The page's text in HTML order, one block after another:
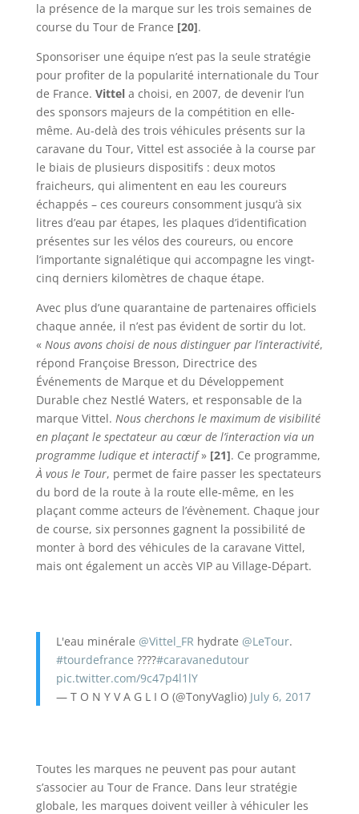
la présence de la marque sur les trois semaines de
course du Tour de France [20].
Sponsoriser une équipe n’est pas la seule stratégie
pour profiter de la popularité internationale du Tour
de France. Vittela choisi, en 2007, de devenir l’un
des sponsors majeurs de la compétition en elle-
même. Au-delà des trois véhicules présents sur la
caravane du Tour, Vittel est associée à la course par
le biais de plusieurs dispositifs : deux motos
fraicheurs, qui alimentent en eau les coureurs
échappés – ces coureurs consomment jusqu’à six
litres d’eau par étapes, les plaques d’identification
présentes sur les vélos des coureurs, ou encore
l’importante signalétique qui accompagne les vingt-
cinq derniers kilomètres de chaque étape.
Avec plus d’une quarantaine de partenaires officiels
chaque année, il n’est pas évident de sortir du lot.
« Nous avons choisi de nous distinguer par l’interactivité,
répond Françoise Bresson, Directrice des
Événements de Marque et du Développement
Durable chez Nestlé Waters, et responsable de la
marque Vittel. Nous cherchons le maximum de visibilité
en plaçant le spectateur au cœur de l’interaction via un
programme ludique et interactif» [21]. Ce programme,
À vous le Tour, permet de faire passer les spectateurs
du bord de la route à la route elle-même, en les
plaçant comme acteurs de l’évènement. Chaque jour
de course, six personnes gagnent la possibilité de
monter à bord des véhicules de la caravane Vittel,
mais ont également un accès VIP au Village-Départ.
L'eau minérale @Vittel_FR hydrate @LeTour.
#tourdefrance ????#caravanedutour
pic.twitter.com/9c47p4l1lY
— T O N Y V A G L I O (@TonyVaglio) July 6, 2017
Toutes les marques ne peuvent pas pour autant
s’associer au Tour de France. Dans leur stratégie
globale, les marques doivent veiller à véhiculer les